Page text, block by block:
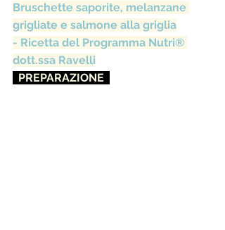
Bruschette saporite, melanzane
grigliate e salmone alla griglia
- Ricetta del Programma Nutri®
dott.ssa Ravelli
  PREPARAZIONE